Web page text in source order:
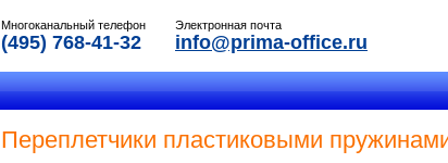
Многоканальный телефон
(495) 768-41-32
Электронная почта
info@prima-office.ru
Переплетчики пластиковыми